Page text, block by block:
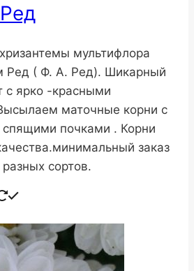
мультифлора
Ред ( Ф. А. Ред). Шикарный
с ярко -красными
маточные корни с
спящими почками . Корни
заказ
сортов.